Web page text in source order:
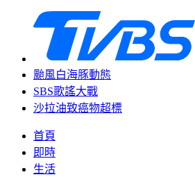
颱風白海豚動態
SBS歌謠大戰
沙拉油致癌物超標
首頁
即時
生活